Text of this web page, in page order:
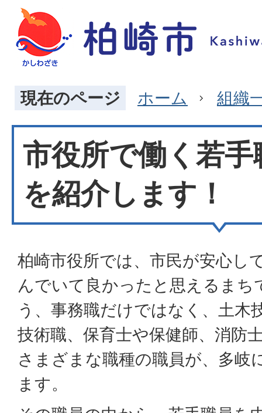
現在のページ ホーム 組織
市役所で働く若
を紹介します！
柏崎市役所では、市民が安心し
んでいて良かったと思えるまち
う、事務職だけではなく、土木
技術職、保育士や保健師、消防
さまざまな職種の職員が、多岐
ます。